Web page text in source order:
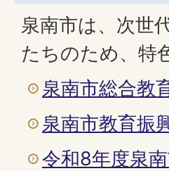
泉南市は、次世
たちのため、特
泉南市総合教
泉南市教育振
令和8年度泉